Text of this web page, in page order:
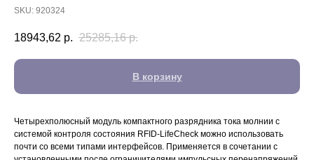
SKU: 920324
18943,62 р. 25285,16 р.
В корзину
Четырехполюсный модуль компактного разрядника тока молнии с
системой контроля состояния RFID-LifeCheck можно использовать
почти со всеми типами интерфейсов. Применяется в сочетании с